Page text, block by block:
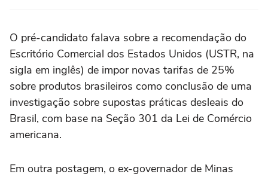
O pré-candidato falava sobre a recomendação do
Escritório Comercial dos Estados Unidos (USTR, na
sigla em inglês) de impor novas tarifas de 25%
sobre produtos brasileiros como conclusão de uma
investigação sobre supostas práticas desleais do
Brasil, com base na Seção 301 da Lei de Comércio
americana.
Em outra postagem, o ex-governador de Minas